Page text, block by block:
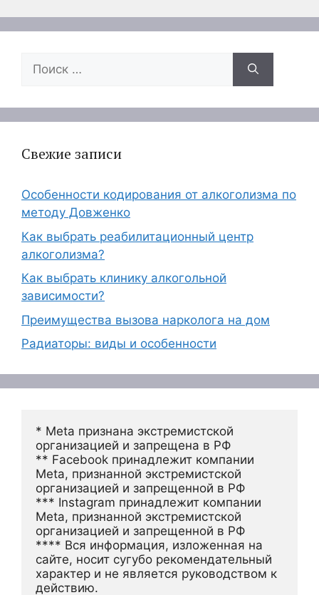
Поиск:
Свежие записи
Особенности кодирования от алкоголизма по
методу Довженко
Как выбрать реабилитационный центр
алкоголизма?
Как выбрать клинику алкогольной
зависимости?
Преимущества вызова нарколога на дом
Радиаторы: виды и особенности
* Meta признана экстремистской
организацией и запрещена в РФ
** Facebook принадлежит компании
Meta, признанной экстремистской
организацией и запрещенной в РФ
*** Instagram принадлежит компании
Meta, признанной экстремистской
организацией и запрещенной в РФ
**** Вся информация, изложенная на
сайте, носит сугубо рекомендательный
характер и не является руководством к
действию.